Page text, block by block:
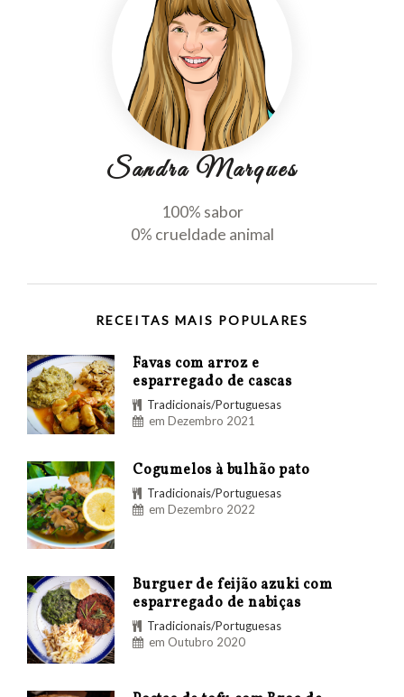
Sandra Marques
100% sabor
0% crueldade animal
RECEITAS MAIS POPULARES
Favas com arroz e
esparregado de cascas
Tradicionais/Portuguesas
em Dezembro 2021
Cogumelos à bulhão pato
Tradicionais/Portuguesas
em Dezembro 2022
Burguer de feijão azuki com
esparregado de nabiças
Tradicionais/Portuguesas
em Outubro 2020